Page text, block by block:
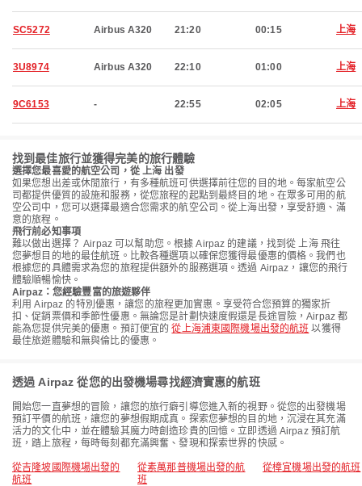
SC5272 Airbus A320 21:20 00:15 上海
3U8974 Airbus A320 22:10 01:00 上海
9C6153 - 22:55 02:05 上海
找到最佳旅行並獲得完美的旅行體驗
選擇您最喜愛的航空公司，從 上海 出發
如果您想出差或休閒旅行，有多種航班可供選擇前往您的目的地。每家航空公
司都提供優質的設施和服務，從您旅程的起點到最終目的地。在眾多可用的航
空公司中，您可以選擇最適合您需求的航空公司。從上海出發，享受舒適、滿
意的旅程。
飛行前必知事項
難以做出選擇？ Airpaz 可以幫助您。根據 Airpaz 的建議，找到從 上海 飛往
您夢想目的地的最佳航班。比較各種選項以確保您獲得最優惠的價格。我們也
根據您的具體需求為您的旅程提供額外的服務選項。透過 Airpaz，讓您的飛行
體驗順暢愉快。
Airpaz：您經驗豐富的旅遊夥伴
利用 Airpaz 的特別優惠，讓您的旅程更加實惠。享受符合您預算的獨家折
扣、促銷票價和季節性優惠。無論您是計劃快速度假還是長途冒險，Airpaz 都
能為您提供完美的優惠。預訂便宜的從上海浦東國際機場出發的航班 以獲得
最佳旅遊體驗和無與倫比的優惠。
透過 Airpaz 從您的出發機場尋找經濟實惠的航班
開始您一直夢想的冒險，讓您的旅行癖引導您進入新的視野。從您的出發機場
預訂平價的航班，讓您的夢想假期成真。探索您夢想的目的地，沉浸在其充滿
活力的文化中，並在體驗其魔力時創造珍貴的回憶。立即透過 Airpaz 預訂航
班，踏上旅程，每時每刻都充滿興奮、發現和探索世界的快感。
從吉隆坡國際機場出發的
航班
從素萬那普機場出發的航
班
從樟宜機場出發的航班